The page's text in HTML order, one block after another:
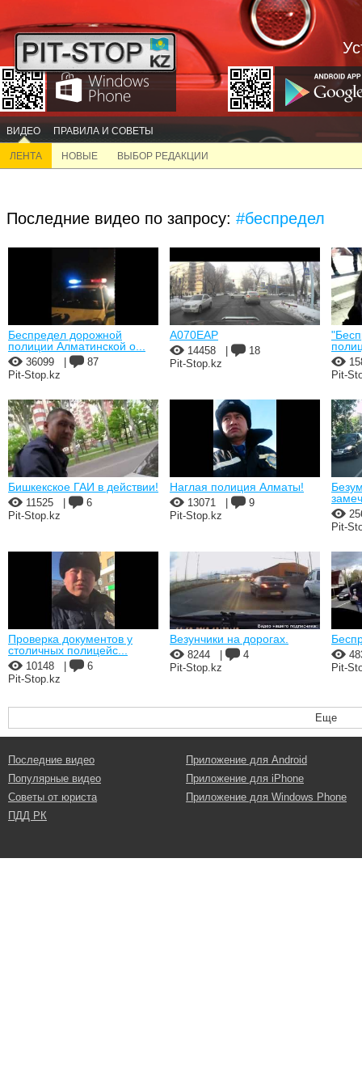
ВИДЕО ПРАВИЛА И СОВЕТЫ
ЛЕНТА НОВЫЕ ВЫБОР РЕДАКЦИИ
Последние видео по запросу: #беспредел
Беспредел дорожной
полиции Алматинской о...
36099
87
Pit-Stop.kz
A070EAP
14458
18
Pit-Stop.kz
Pit-
Бишкекское ГАИ в действии!
11525
6
Pit-Stop.kz
Наглая полиция Алматы!
13071
9
Pit-Stop.kz
Pit-
Проверка документов у
столичных полицейс...
10148
6
Pit-Stop.kz
Везунчики на дорогах.
8244
4
Pit-Stop.kz
Pit-
Еще
Последние видео
Популярные видео
Советы от юриста
ПДД РК
Приложение для Android
Приложение для iPhone
Приложение для Windows Phone